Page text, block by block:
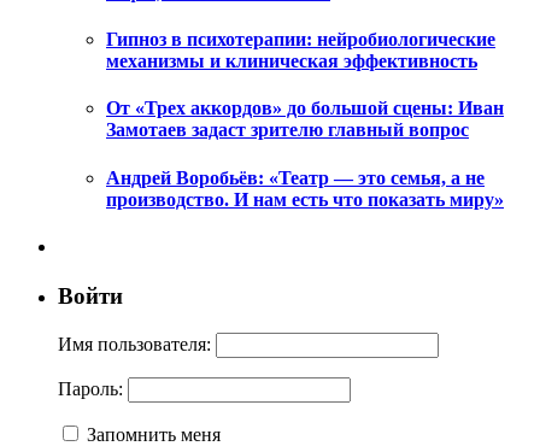
Гипноз в психотерапии: нейробиологические
механизмы и клиническая эффективность
От «Трех аккордов» до большой сцены: Иван
Замотаев задаст зрителю главный вопрос
Андрей Воробьёв: «Театр — это семья, а не
производство. И нам есть что показать миру»
Войти
Имя пользователя:
Пароль:
Запомнить меня